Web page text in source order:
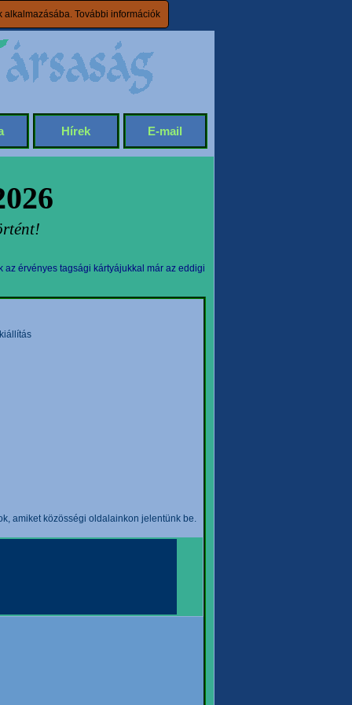
alkalmazásába. További információk
Hírek E-mail
érvényes tagsági kártyájukkal már az eddigi
amiket közösségi oldalainkon jelentünk be.